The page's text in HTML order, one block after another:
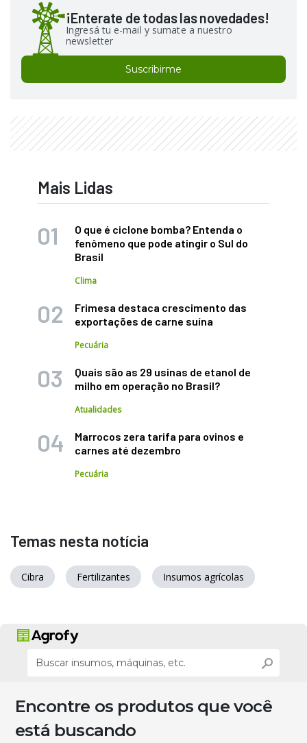
¡Enterate de todas las novedades!
Ingresá tu e-mail y sumate a nuestro
newsletter
Suscribirme
Mais Lidas
O que é ciclone bomba? Entenda o
fenômeno que pode atingir o Sul do
Brasil
Clima
Frimesa destaca crescimento das
exportações de carne suína
Pecuária
Quais são as 29 usinas de etanol de
milho em operação no Brasil?
Atualidades
Marrocos zera tarifa para ovinos e
carnes até dezembro
Pecuária
Temas nesta notícia
Cibra Fertilizantes Insumos agrícolas
Encontre os produtos que você
está buscando